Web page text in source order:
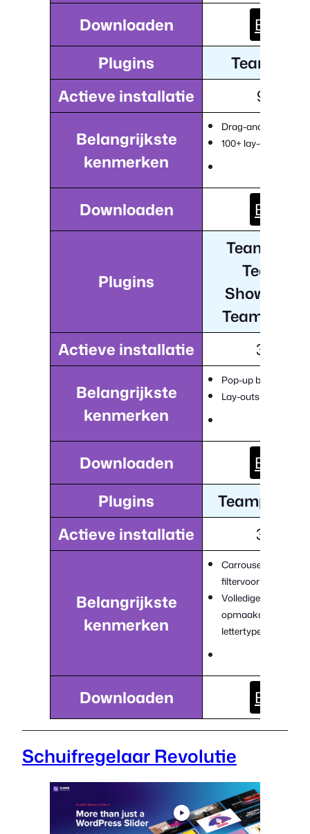
Downloaden
Bezoek
Plugins
Team
Actieve installatie
9,000+
Belangrijkste
kenmerken
Drag-and-drop
100+ lay-
Downloaden Bezoek
Plugins
Team
Team
Showcase
Team
Actieve installatie
3,000+
Belangrijkste
kenmerken
Pop-up bios met
Lay-outs met
Downloaden
Bezoek
Plugins
Actieve installatie
3,000+
Belangrijkste
kenmerken
Carrousel, raster en
filtervoorinstellingen
Volledige controle
opmaakafstanden
lettertypen
Downloaden Bezoek
Schuifregelaar Revolutie